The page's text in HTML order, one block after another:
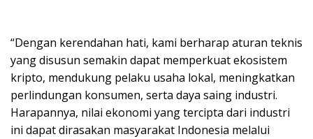
“Dengan kerendahan hati, kami berharap aturan teknis
yang disusun semakin dapat memperkuat ekosistem
kripto, mendukung pelaku usaha lokal, meningkatkan
perlindungan konsumen, serta daya saing industri.
Harapannya, nilai ekonomi yang tercipta dari industri
ini dapat dirasakan masyarakat Indonesia melalui